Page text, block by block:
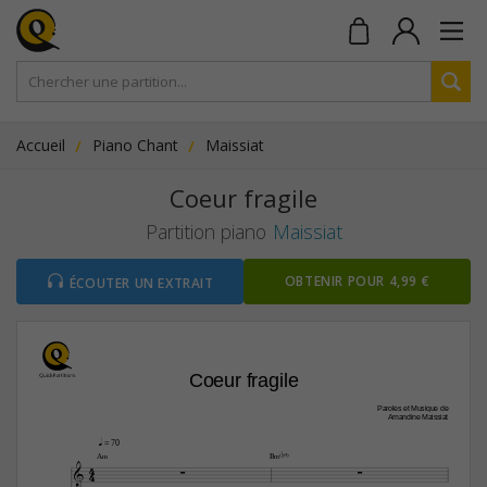
Accueil Piano Chant Maissiat
Coeur fragile
Partition piano Maissiat
ÉCOUTER UN EXTRAIT OBTENIR POUR 4,99 €
Coeur fragile
Paroles et Musique de
Amandine Maissiat
A‹ B‹(b5)
q = 70
4
4
 
